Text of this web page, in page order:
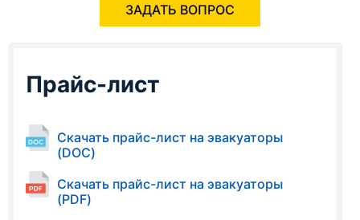
ЗАДАТЬ ВОПРОС
Прайс-лист
Скачать прайс-лист на эвакуаторы
(DOC)
Скачать прайс-лист на эвакуаторы
(PDF)